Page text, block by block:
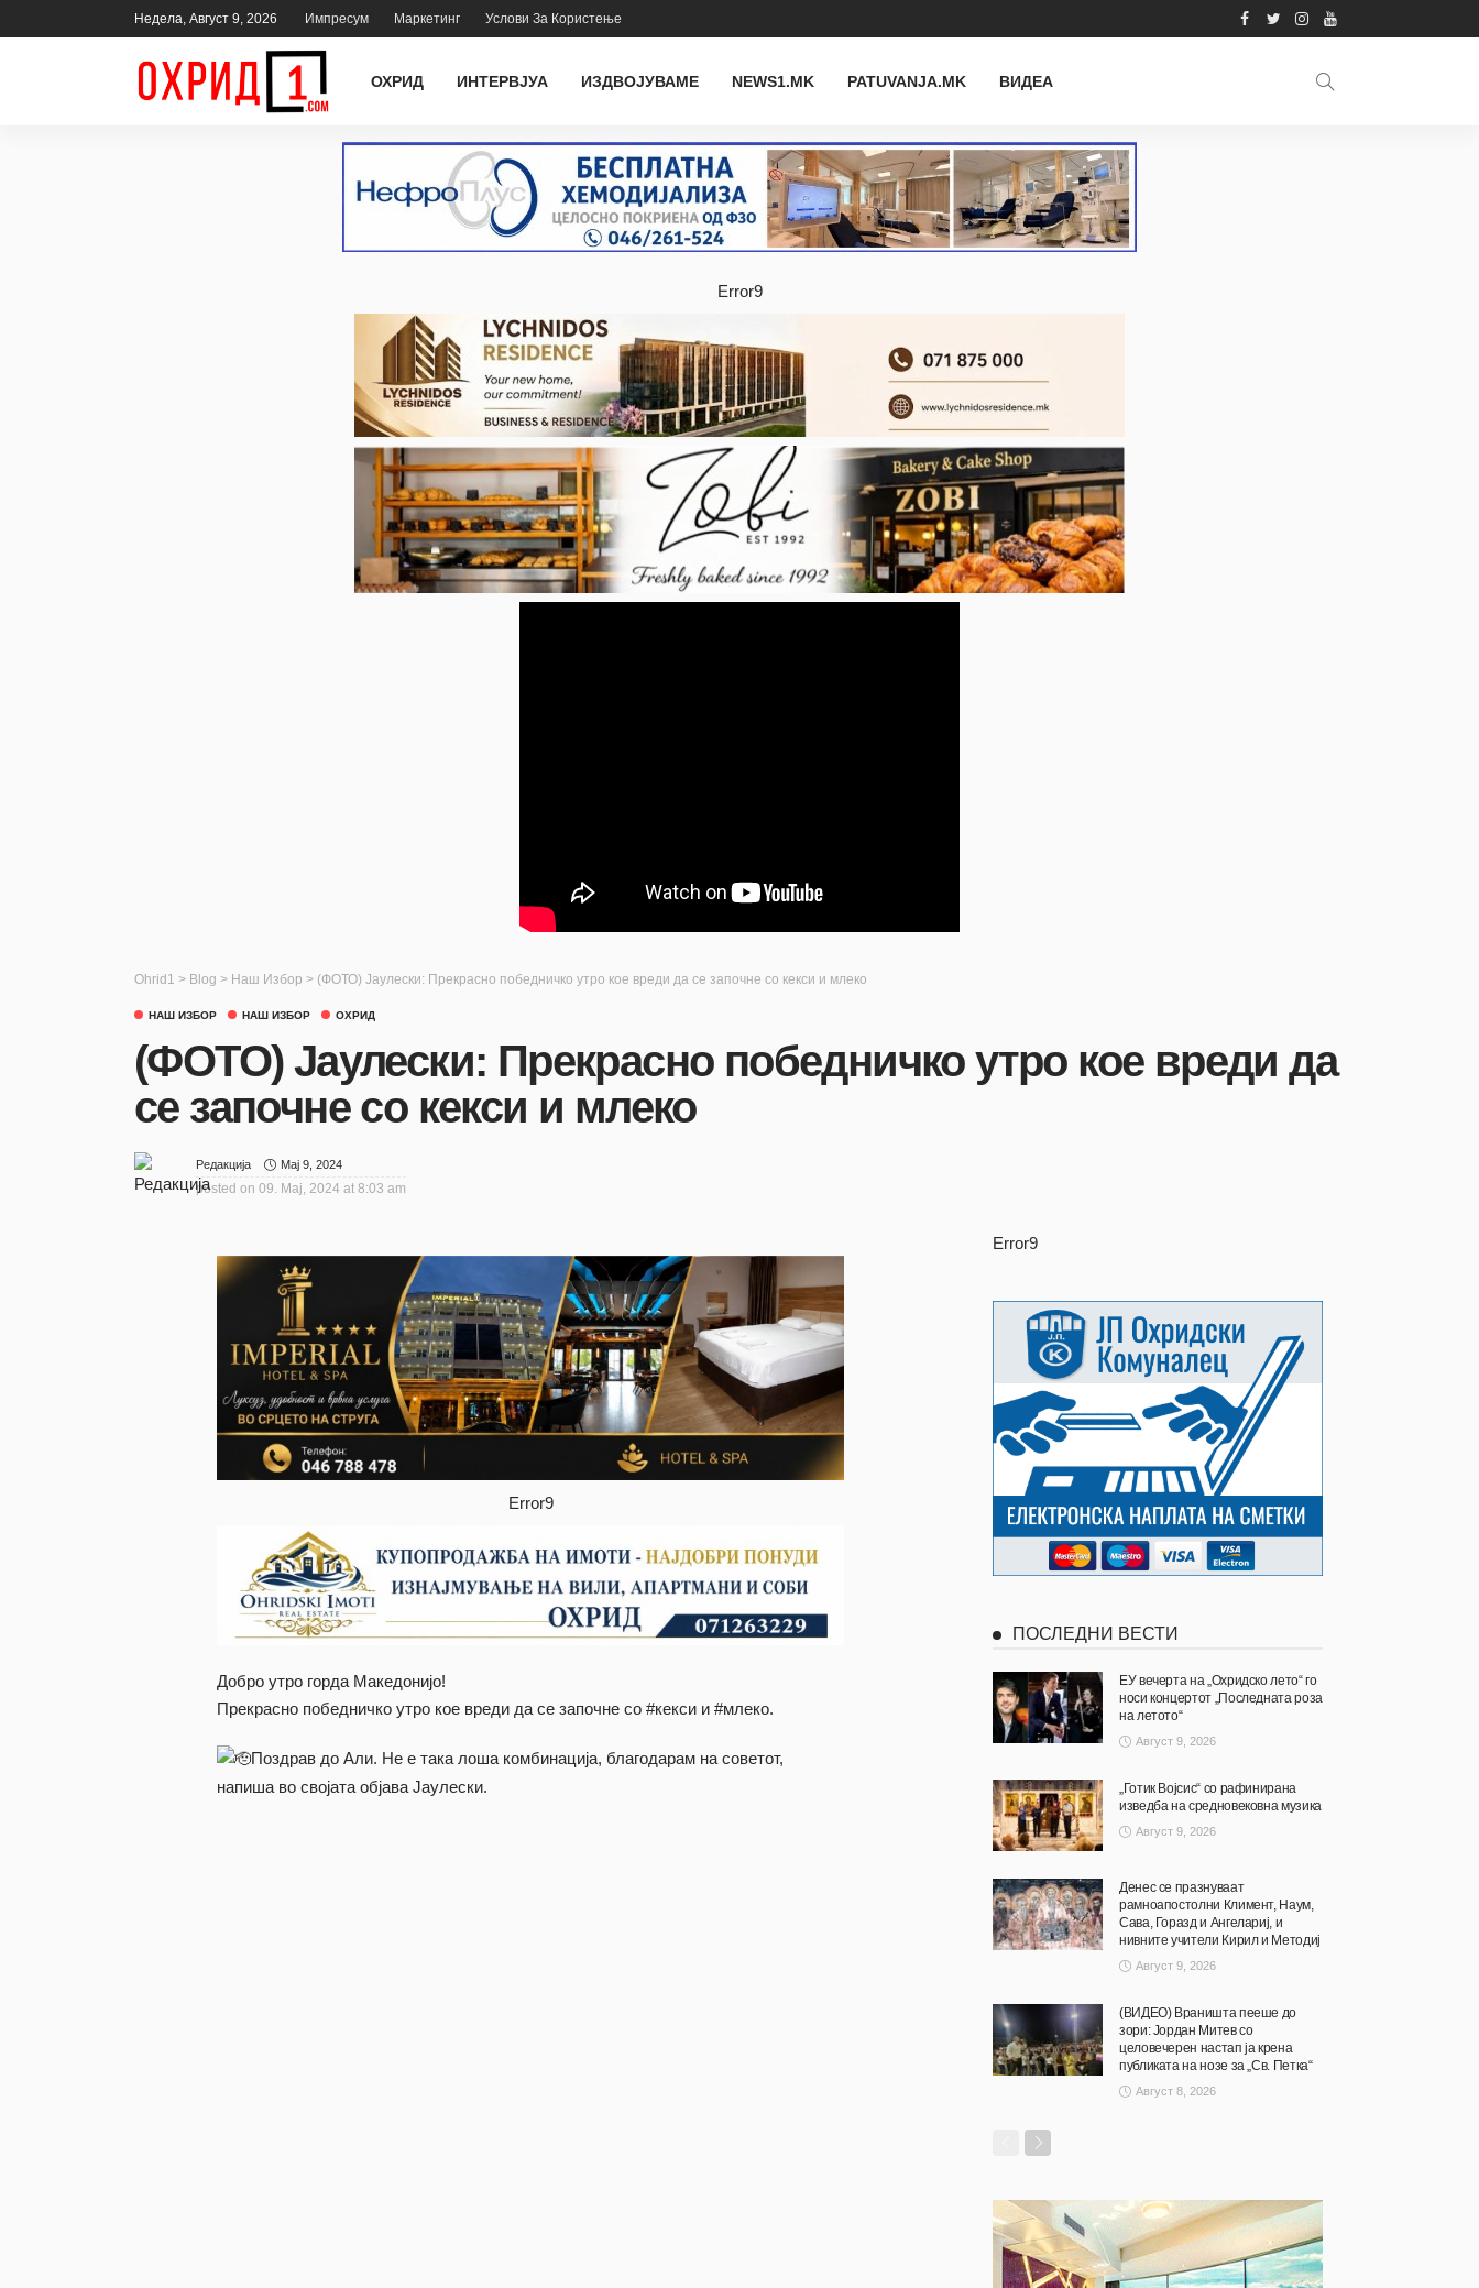
Недела, Август 9, 2026 Импресум Маркетинг Услови За Користење
ОХРИД ИНТЕРВЈУА ИЗДВОЈУВАМЕ NEWS1.MK PATUVANJA.MK ВИДЕА
Error9
Ohrid1 > Blog > Наш Избор > (ФОТО) Јаулески: Прекрасно победничко утро кое вреди да се започне со кекси и млеко
НАШ ИЗБОР НАШ ИЗБОР ОХРИД
(ФОТО) Јаулески: Прекрасно победничко утро кое вреди да
се започне со кекси и млеко
Редакција Мај 9, 2024
posted on 09. Мај, 2024 at 8:03 am
Error9
Добро утро горда Македонијо!
Прекрасно победничко утро кое вреди да се започне со #кекси и #млеко.
Поздрав до Али. Не е така лоша комбинација, благодарам на советот,
напиша во својата објава Јаулески.
Error9
ПОСЛЕДНИ ВЕСТИ
ЕУ вечерта на „Охридско лето“ го
носи концертот „Последната роза
на летото“
Август 9, 2026
„Готик Војсис“ со рафинирана
изведба на средновековна музика
Август 9, 2026
Денес се празнуваат
рамноапостолни Климент, Наум,
Сава, Горазд и Ангелариј, и
нивните учители Кирил и Методиј
Август 9, 2026
(ВИДЕО) Враништа пееше до
зори: Јордан Митев со
целовечерен настап ја крена
публиката на нозе за „Св. Петка“
Август 8, 2026